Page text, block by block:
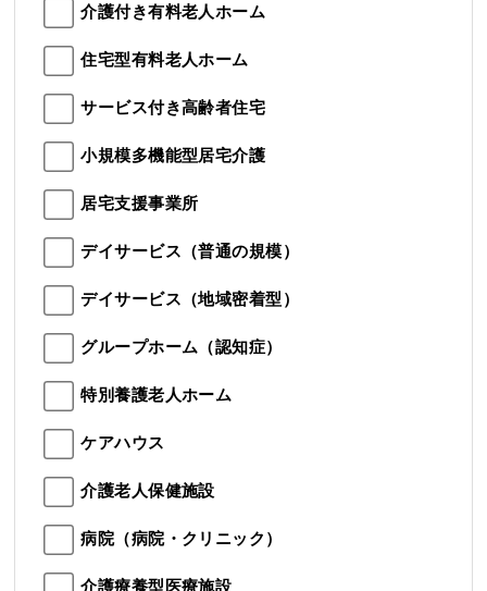
介護付き有料老人ホーム
住宅型有料老人ホーム
サービス付き高齢者住宅
小規模多機能型居宅介護
居宅支援事業所
デイサービス（普通の規模）
デイサービス（地域密着型）
グループホーム（認知症）
特別養護老人ホーム
ケアハウス
介護老人保健施設
病院（病院・クリニック）
介護療養型医療施設